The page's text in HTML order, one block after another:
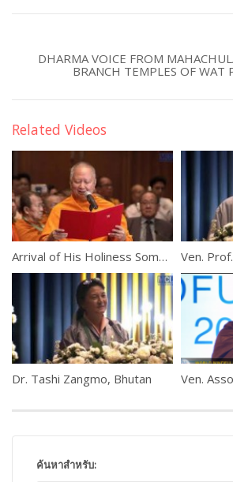
DHARMA VOICE FROM
BRANCH TEMPLES OF WAT
Related Videos
Arrival of His Holiness Somdet Phra Ariyavangsagatayana
Dr. Tashi Zangmo, Bhutan
ค้นหาสำหรับ: